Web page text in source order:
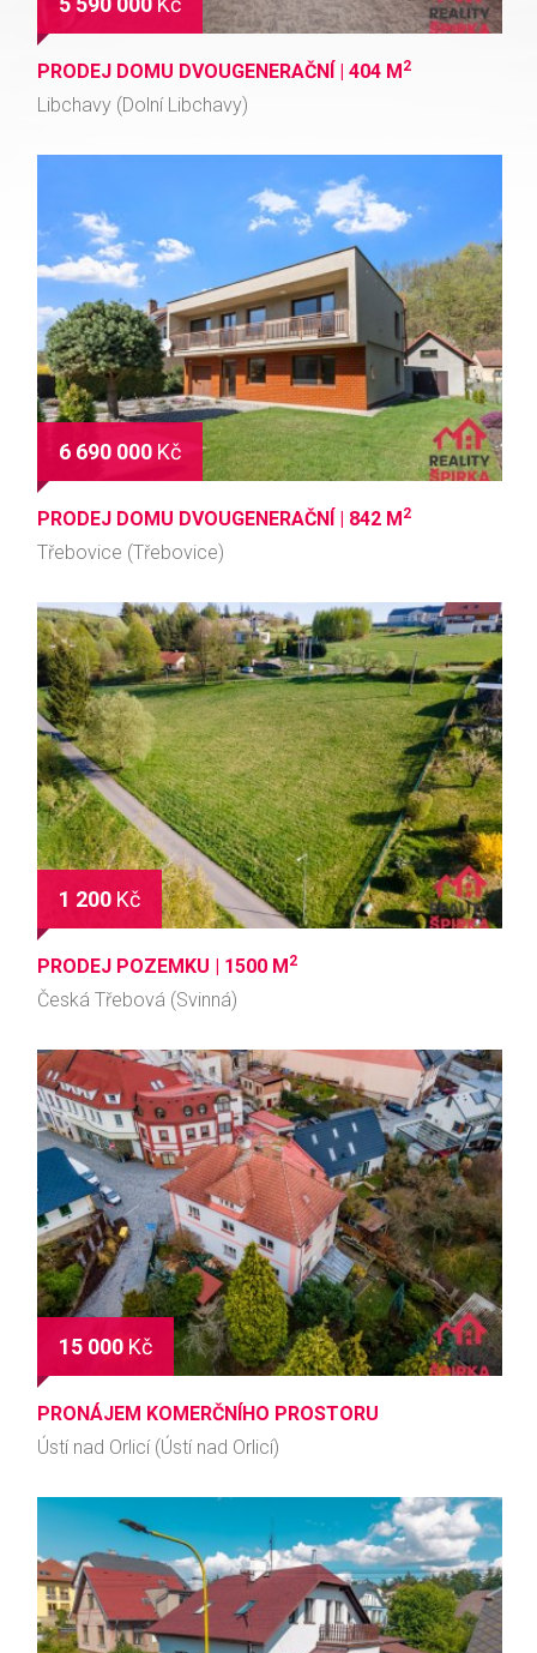
PRODEJ DOMU DVOUGENERAČNÍ | 404 M2
Libchavy (Dolní Libchavy)
6 690 000Kč
PRODEJ DOMU DVOUGENERAČNÍ | 842 M2
Třebovice (Třebovice)
1 200Kč
PRODEJ POZEMKU | 1500 M2
Česká Třebová (Svinná)
15 000Kč
PRONÁJEM KOMERČNÍHO PROSTORU
Ústí nad Orlicí (Ústí nad Orlicí)